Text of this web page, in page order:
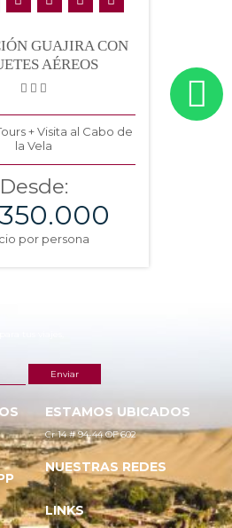
GUAJIRA CON
AÉREOS
+ Visita al Cabo de
la Vela
Desde:
por persona
ESTAMOS UBICADOS
Cr 14 # 94-44 OF 602
NUESTRAS REDES
LINKS